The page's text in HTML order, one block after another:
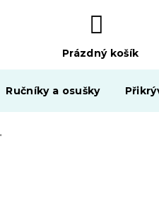
NÁKUPNÍ
KOŠÍK
Prázdný košík
Ručníky a osušky